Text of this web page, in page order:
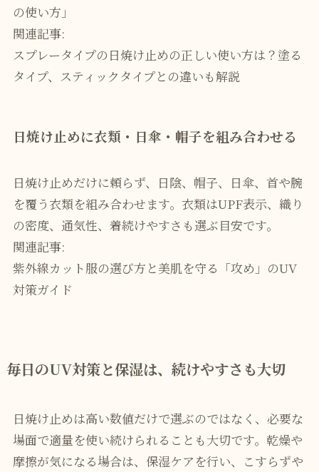
の使い方」
関連記事:
スプレータイプの日焼け止めの正しい使い方は？塗る
タイプ、スティックタイプとの違いも解説
日焼け止めに衣類・日傘・帽子を組み合わせる
日焼け止めだけに頼らず、日陰、帽子、日傘、首や腕
を覆う衣類を組み合わせます。衣類はUPF表示、織り
の密度、通気性、着続けやすさも選ぶ目安です。
関連記事:
紫外線カット服の選び方と美肌を守る「攻め」のUV
対策ガイド
毎日のUV対策と保湿は、続けやすさも大切
日焼け止めは高い数値だけで選ぶのではなく、必要な
場面で適量を使い続けられることも大切です。乾燥や
摩擦が気になる場合は、保湿ケアを行い、こすらずや